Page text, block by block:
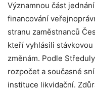
Významnou část
financování
stranu zaměstnanců
kteří vyhlásili
změnám. Podle
rozpočet a současné
instituce likvidační.